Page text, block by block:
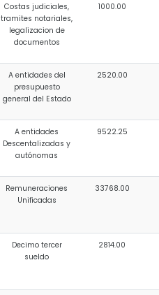
Costas judiciales,
tramites notariales,
legalizacion de
documentos
1000.00
A entidades del
presupuesto
general del Estado
2520.00
A entidades
Descentalizadas y
autónomas
9522.25
Remuneraciones
Unificadas
33768.00
Decimo tercer
sueldo
2814.00